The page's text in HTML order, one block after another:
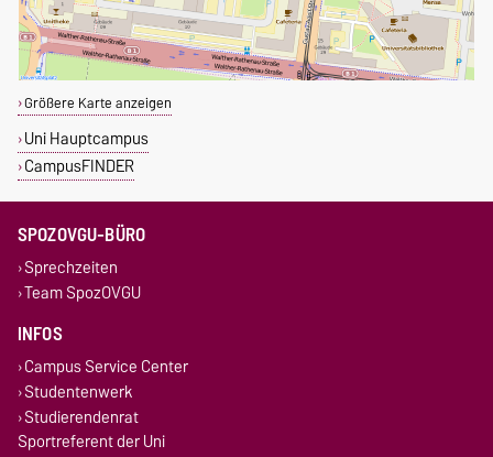
Größere Karte anzeigen
Uni Hauptcampus
CampusFINDER
SPOZOVGU-BÜRO
Sprechzeiten
Team SpozOVGU
INFOS
Campus Service Center
Studentenwerk
Studierendenrat
Sportreferent der Uni